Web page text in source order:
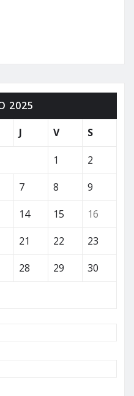
2025
J V S
1
2
7 8
9
14 15
16
21 22
23
28 29
30